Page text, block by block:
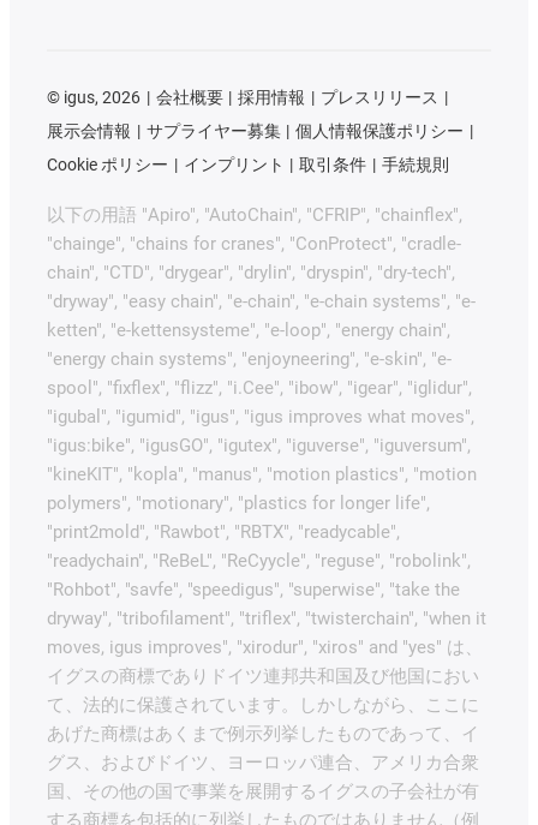
© igus, 2026 会社概要 採用情報
プレスリリース
展示会情報
サプライヤー募集
個人情報保護ポリシー
Cookie ポリシー
インプリント 取引条件 手続規則
以下の用語 "Apiro", "AutoChain", "CFRIP", "chainflex",
"chainge", "chains for cranes", "ConProtect", "cradle-
chain", "CTD", "drygear", "drylin", "dryspin", "dry-tech",
"dryway", "easy chain", "e-chain", "e-chain systems", "e-
ketten", "e-kettensysteme", "e-loop", "energy chain",
"energy chain systems", "enjoyneering", "e-skin", "e-
spool", "fixflex", "flizz", "i.Cee", "ibow", "igear", "iglidur",
"igubal", "igumid", "igus", "igus improves what moves",
"igus:bike", "igusGO", "igutex", "iguverse", "iguversum",
"kineKIT", "kopla", "manus", "motion plastics", "motion
polymers", "motionary", "plastics for longer life",
"print2mold", "Rawbot", "RBTX", "readycable",
"readychain", "ReBeL", "ReCyycle", "reguse", "robolink",
"Rohbot", "savfe", "speedigus", "superwise", "take the
dryway", "tribofilament", "triflex", "twisterchain", "when it
moves, igus improves", "xirodur", "xiros" and "yes" は、
イグスの商標でありドイツ連邦共和国及び他国におい
て、法的に保護されています。しかしながら、ここに
あげた商標はあくまで例示列挙したものであって、イ
グス、およびドイツ、ヨーロッパ連合、アメリカ合衆
国、その他の国で事業を展開するイグスの子会社が有
する商標を包括的に列挙したものではありません（例